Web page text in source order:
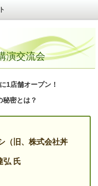
演交流会
1店舗オープン！
秘密とは？
（旧、株式会社丼
弘 氏